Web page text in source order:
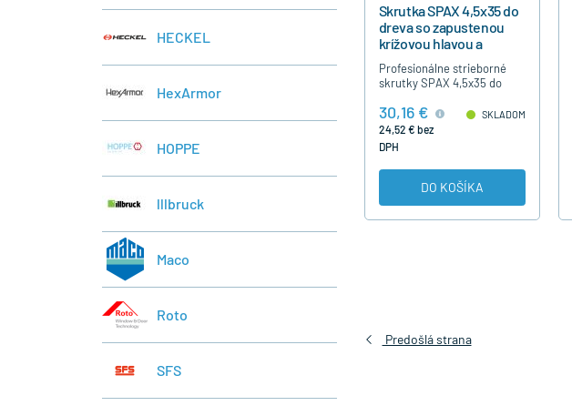
Skrutka SPAX 4,5x35 do
dreva so zapustenou
krížovou hlavou a
Profesionálne strieborné
skrutky SPAX 4,5x35 do
čiastočným závitom, bez
nutnosti predvŕtania,
strieborné modrý…
30,16 €
24,52 € bez
DPH
SKLADOM
DO KOŠÍKA
Predošlá strana
HECKEL
HexArmor
HOPPE
lllbruck
Maco
Roto
SFS